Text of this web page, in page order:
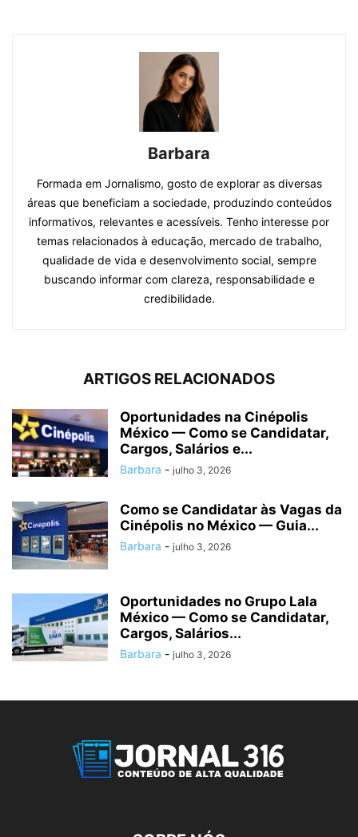
Barbara
Formada em Jornalismo, gosto de explorar as diversas
áreas que beneficiam a sociedade, produzindo conteúdos
informativos, relevantes e acessíveis. Tenho interesse por
temas relacionados à educação, mercado de trabalho,
qualidade de vida e desenvolvimento social, sempre
buscando informar com clareza, responsabilidade e
credibilidade.
ARTIGOS RELACIONADOS
Oportunidades na Cinépolis
México — Como se Candidatar,
Cargos, Salários e...
Barbara - julho 3, 2026
Como se Candidatar às Vagas da
Cinépolis no México — Guia...
Barbara - julho 3, 2026
Oportunidades no Grupo Lala
México — Como se Candidatar,
Cargos, Salários...
Barbara - julho 3, 2026